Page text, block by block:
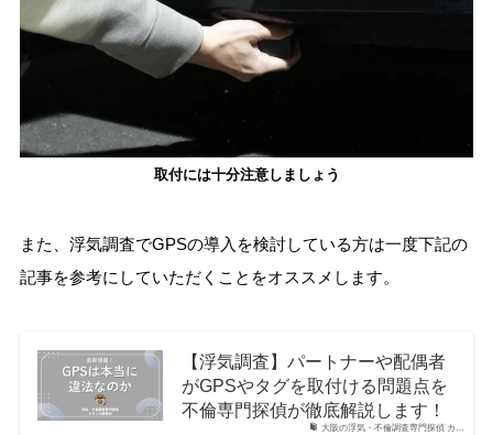
取付には十分注意しましょう
また、浮気調査でGPSの導入を検討している方は一度下記の
記事を参考にしていただくことをオススメします。
大阪の浮気・不倫調査専門探偵 カ…
【浮気調査】パートナーや配偶者
がGPSやタグを取付ける問題点を
不倫専門探偵が徹底解説します！